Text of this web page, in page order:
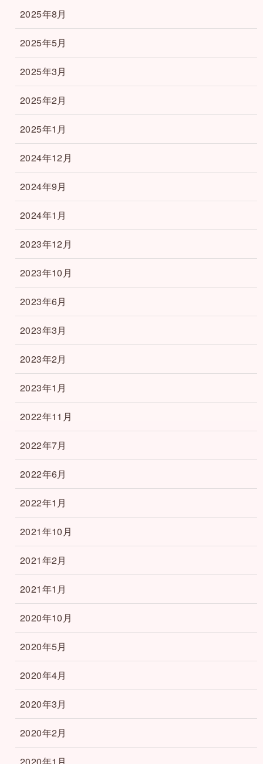
2025年8月
2025年5月
2025年3月
2025年2月
2025年1月
2024年12月
2024年9月
2024年1月
2023年12月
2023年10月
2023年6月
2023年3月
2023年2月
2023年1月
2022年11月
2022年7月
2022年6月
2022年1月
2021年10月
2021年2月
2021年1月
2020年10月
2020年5月
2020年4月
2020年3月
2020年2月
2020年1月